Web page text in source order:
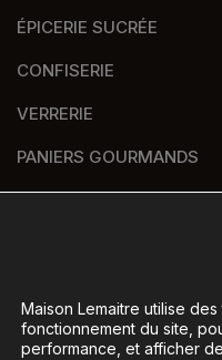
ÉPICERIE SUCRÉE
CONFISERIE
VERRERIE
PANIERS GOURMANDS
NOS MARQUES
© 2026
Agence de
Maison Lemaitre utilise
fonctionnement du site,
performance, et afficher